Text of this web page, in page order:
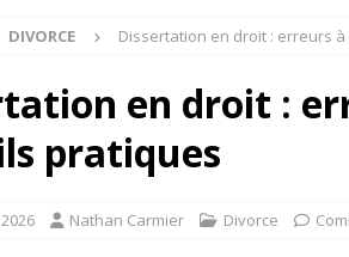
DIVORCE Dissertation en droit : erreurs
en droit :
pratiques
Nathan Carmier Divorce